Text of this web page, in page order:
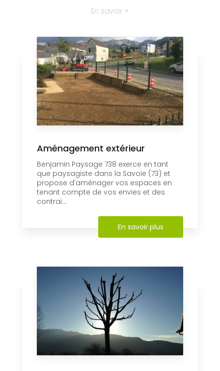
En savoir +
Aménagement extérieur
Benjamin Paysage 738 exerce en tant
que paysagiste dans la Savoie (73) et
propose d'aménager vos espaces en
tenant compte de vos envies et des
contrai...
En savoir plus